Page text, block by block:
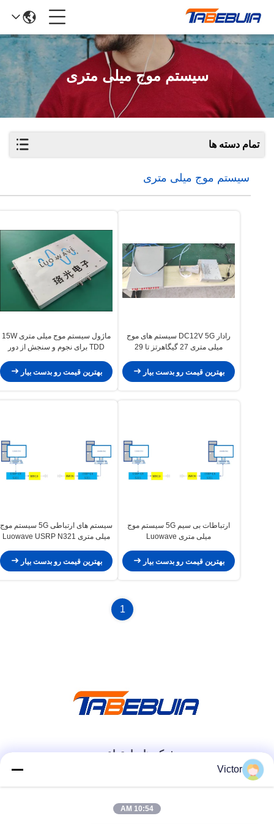
سیستم موج میلی متری
تمام دسته ها
سیستم موج میلی متری
رادار DC12V 5G سیستم های موج
میلی متری 27 گیگاهرتز تا 29
بهترین قیمت رو بدست بیار
ماژول سیستم موج میلی متری 15W
TDD برای نجوم و سنجش از دور
بهترین قیمت رو بدست بیار
ارتباطات بی سیم 5G سیستم موج
میلی متری Luowave
بهترین قیمت رو بدست بیار
سیستم های ارتباطی 5G سیستم موج
میلی متری Luowave USRP N321
بهترین قیمت رو بدست بیار
1
شبکه های اجتماعی
تماس سریع
Victor
10:54 AM